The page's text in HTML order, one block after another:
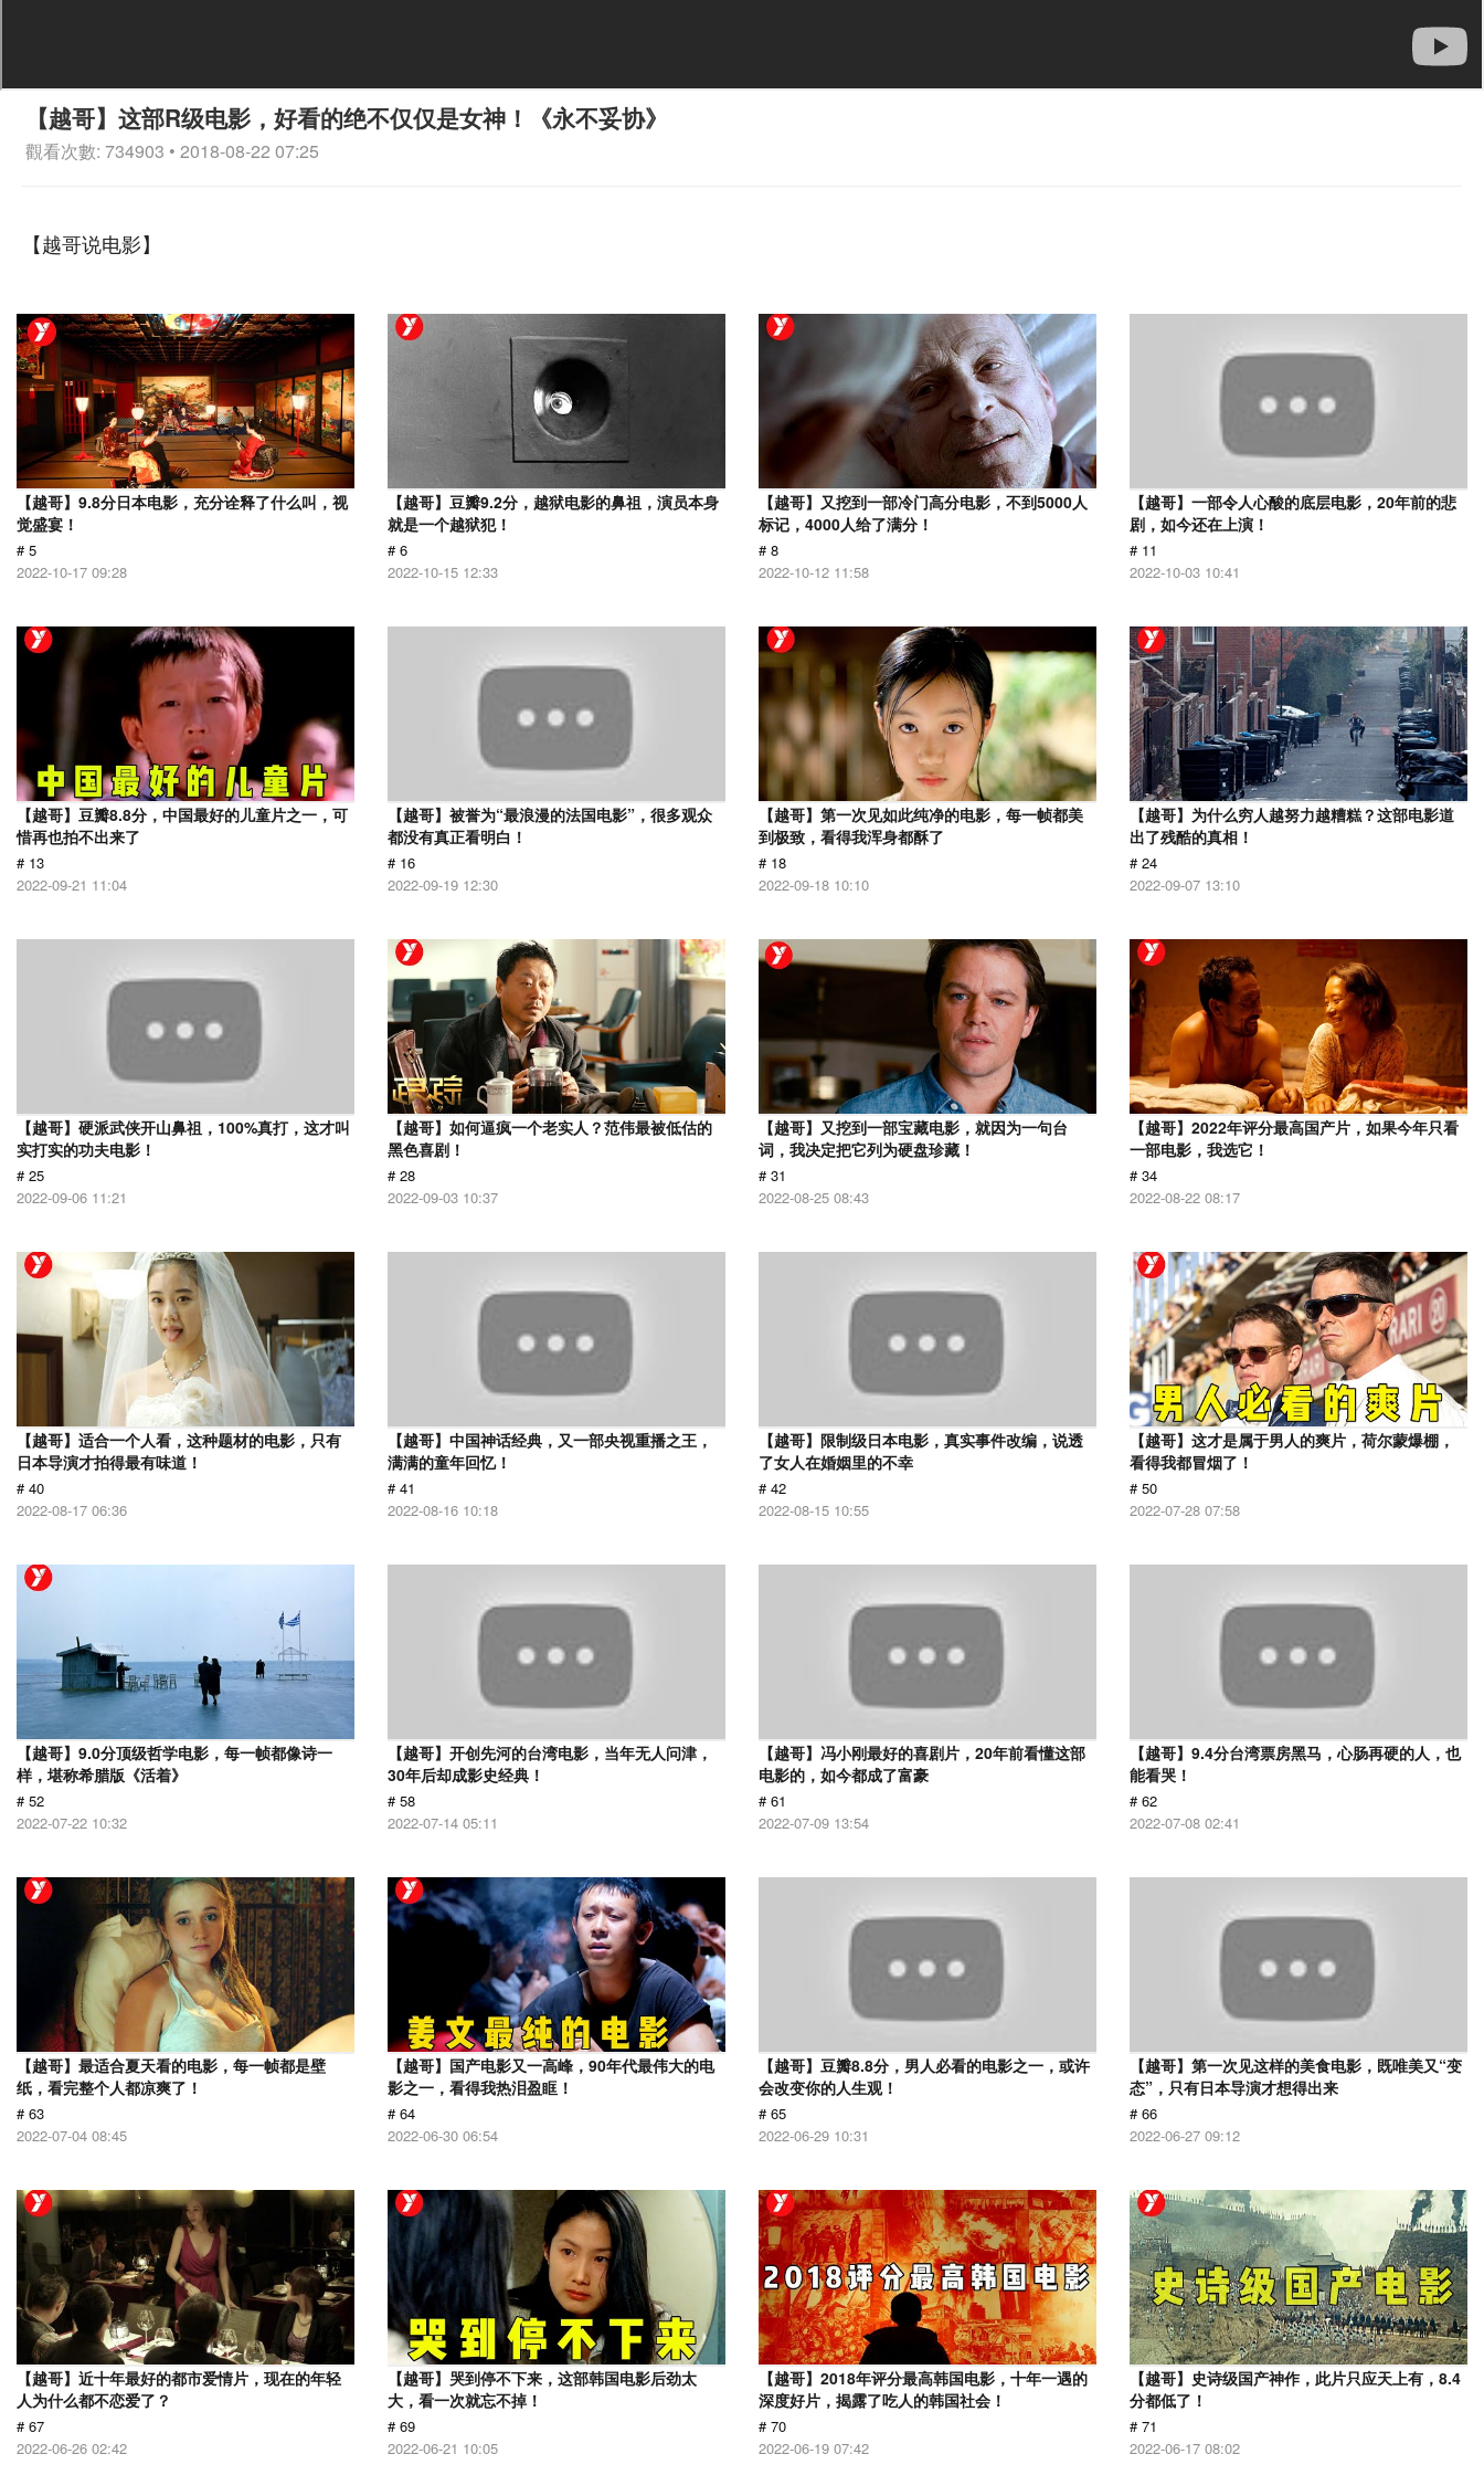
【越哥】这部R级电影，好看的绝不仅仅是女神！《永不妥协》
觀看次數: 734903 • 2018-08-22 07:25
【越哥说电影】
【越哥】9.8分日本电影，充分诠释了什么叫，视
觉盛宴！
# 5
2022-10-17 09:28
【越哥】豆瓣9.2分，越狱电影的鼻祖，演员本身
就是一个越狱犯！
# 6
2022-10-15 12:33
【越哥】又挖到一部冷门高分电影，不到5000人
标记，4000人给了满分！
# 8
2022-10-12 11:58
【越哥】一部令人心酸的底层电影，20年前的悲
剧，如今还在上演！
# 11
2022-10-03 10:41
【越哥】豆瓣8.8分，中国最好的儿童片之一，可
惜再也拍不出来了
# 13
2022-09-21 11:04
【越哥】被誉为“最浪漫的法国电影”，很多观众
都没有真正看明白！
# 16
2022-09-19 12:30
【越哥】第一次见如此纯净的电影，每一帧都美
到极致，看得我浑身都酥了
# 18
2022-09-18 10:10
【越哥】为什么穷人越努力越糟糕？这部电影道
出了残酷的真相！
# 24
2022-09-07 13:10
【越哥】硬派武侠开山鼻祖，100%真打，这才叫
实打实的功夫电影！
# 25
2022-09-06 11:21
【越哥】如何逼疯一个老实人？范伟最被低估的
黑色喜剧！
# 28
2022-09-03 10:37
【越哥】又挖到一部宝藏电影，就因为一句台
词，我决定把它列为硬盘珍藏！
# 31
2022-08-25 08:43
【越哥】2022年评分最高国产片，如果今年只看
一部电影，我选它！
# 34
2022-08-22 08:17
【越哥】适合一个人看，这种题材的电影，只有
日本导演才拍得最有味道！
# 40
2022-08-17 06:36
【越哥】中国神话经典，又一部央视重播之王，
满满的童年回忆！
# 41
2022-08-16 10:18
【越哥】限制级日本电影，真实事件改编，说透
了女人在婚姻里的不幸
# 42
2022-08-15 10:55
【越哥】这才是属于男人的爽片，荷尔蒙爆棚，
看得我都冒烟了！
# 50
2022-07-28 07:58
【越哥】9.0分顶级哲学电影，每一帧都像诗一
样，堪称希腊版《活着》
# 52
2022-07-22 10:32
【越哥】开创先河的台湾电影，当年无人问津，
30年后却成影史经典！
# 58
2022-07-14 05:11
【越哥】冯小刚最好的喜剧片，20年前看懂这部
电影的，如今都成了富豪
# 61
2022-07-09 13:54
【越哥】9.4分台湾票房黑马，心肠再硬的人，也
能看哭！
# 62
2022-07-08 02:41
【越哥】最适合夏天看的电影，每一帧都是壁
纸，看完整个人都凉爽了！
# 63
2022-07-04 08:45
【越哥】国产电影又一高峰，90年代最伟大的电
影之一，看得我热泪盈眶！
# 64
2022-06-30 06:54
【越哥】豆瓣8.8分，男人必看的电影之一，或许
会改变你的人生观！
# 65
2022-06-29 10:31
【越哥】第一次见这样的美食电影，既唯美又“变
态”，只有日本导演才想得出来
# 66
2022-06-27 09:12
【越哥】近十年最好的都市爱情片，现在的年轻
人为什么都不恋爱了？
# 67
2022-06-26 02:42
【越哥】哭到停不下来，这部韩国电影后劲太
大，看一次就忘不掉！
# 69
2022-06-21 10:05
【越哥】2018年评分最高韩国电影，十年一遇的
深度好片，揭露了吃人的韩国社会！
# 70
2022-06-19 07:42
【越哥】史诗级国产神作，此片只应天上有，8.4
分都低了！
# 71
2022-06-17 08:02